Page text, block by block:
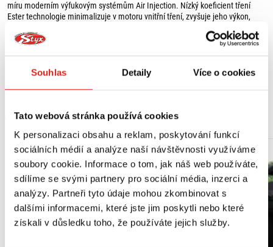
Souhlas Detaily Více o cookies
Tato webová stránka používá cookies
K personalizaci obsahu a reklam, poskytování funkcí
sociálních médií a analýze naší návštěvnosti využíváme
soubory cookie. Informace o tom, jak náš web používáte,
sdílíme se svými partnery pro sociální média, inzerci a
analýzy. Partneři tyto údaje mohou zkombinovat s
dalšími informacemi, které jste jim poskytli nebo které
získali v důsledku toho, že používáte jejich služby.
míru moderním výfukovým systémům Air Injection. Nízký koeficient tření
Ester technologie minimalizuje v motoru vnitřní tření, zvyšuje jeho výkon,
Výměnná lhůta: podle doporučení výrobce, typu motocyklu a jeho použití.
SPECIFIKACE : API SG / SH / SJ / SG/ SM/ SN JASO MA2
MOHLO BY SE VÁM LÍBIT